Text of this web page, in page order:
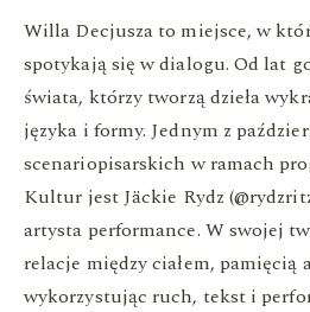
Willa Decjusza to miejsce, w
spotykają się w dialogu. Od lat
świata, którzy tworzą dzieła
języka i formy. Jednym z
scenariopisarskich w ramach
Kultur jest Jäckie Rydz
artysta performance. W swojej
relacje między ciałem, pamięcią
wykorzystując ruch, tekst i